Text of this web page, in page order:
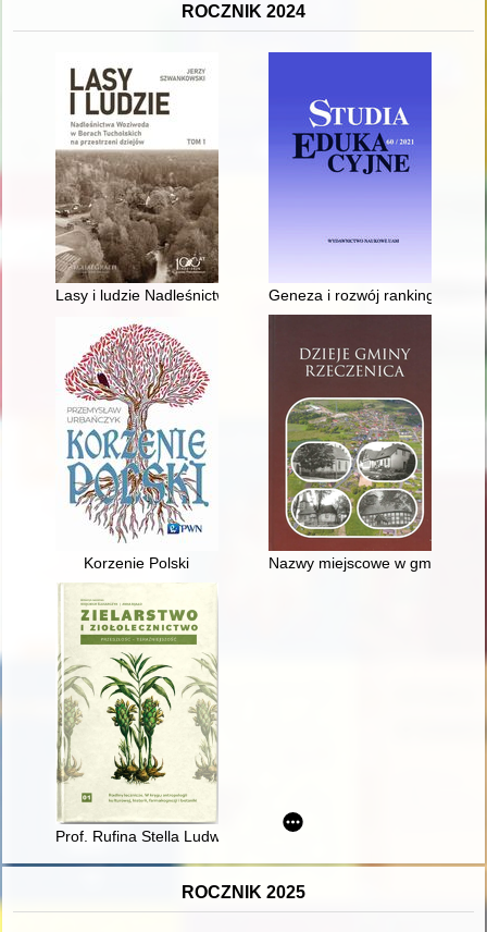
ROCZNIK 2024
Lasy i ludzie Nadleśnictwa Woziwoda w Borach Tucholskich
Geneza i rozwój rankingów
Korzenie Polski Nazwy miejscowe w gminie
Prof. Rufina Stella Ludwiczak i prof. Urszula Wrzeciono : o
ROCZNIK 2025